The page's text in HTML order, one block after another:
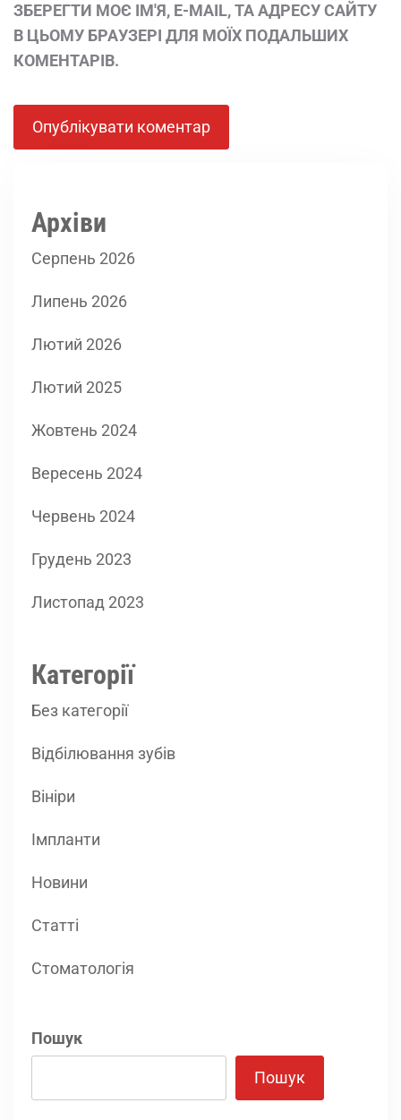
ЗБЕРЕГТИ МОЄ ІМ'Я, E-MAIL, ТА АДРЕСУ САЙТУ
В ЦЬОМУ БРАУЗЕРІ ДЛЯ МОЇХ ПОДАЛЬШИХ
КОМЕНТАРІВ.
Архіви
Серпень 2026
Липень 2026
Лютий 2026
Лютий 2025
Жовтень 2024
Вересень 2024
Червень 2024
Грудень 2023
Листопад 2023
Категорії
Без категорії
Відбілювання зубів
Вініри
Імпланти
Новини
Статті
Стоматологія
Пошук
Пошук